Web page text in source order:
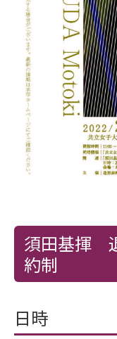
須田基揮
約制
日時